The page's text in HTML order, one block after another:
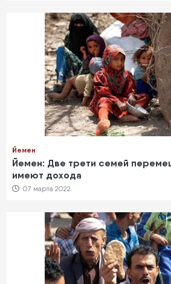
Йемен
Йемен: Две трети семей
имеют дохода
07 марта 2022